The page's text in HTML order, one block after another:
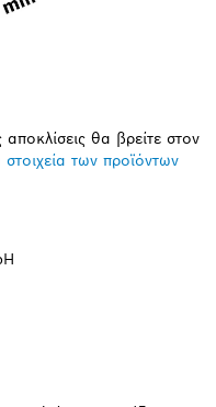
θα βρείτε στον
στοιχεία των προϊόντων